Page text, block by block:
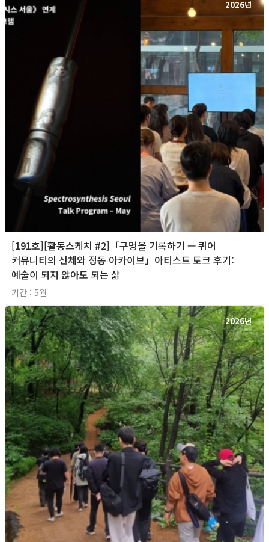
2026년
[191호][활동스케치 #2]「구멍을 기록하기 — 퀴어
커뮤니티의 신체와 정동 아카이브」아티스트 토크 후기:
예술이 되지 않아도 되는 삶
기간 : 5월
2026년